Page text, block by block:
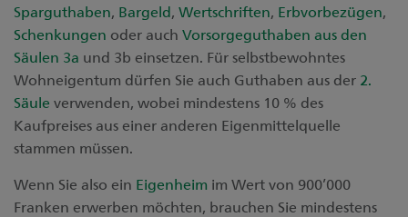
Sparguthaben, Bargeld, Wertschriften, Erbvorbezügen,
Schenkungen oder auch Vorsorgeguthaben aus den
Säulen 3a und 3b einsetzen. Für selbstbewohntes
Wohneigentum dürfen Sie auch Guthaben aus der 2.
Säule verwenden, wobei mindestens 10 % des
Kaufpreises aus einer anderen Eigenmittelquelle
stammen müssen.
Wenn Sie also ein Eigenheim im Wert von 900’000
Franken erwerben möchten, brauchen Sie mindestens